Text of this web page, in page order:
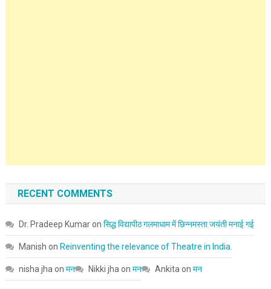
RECENT COMMENTS
Dr. Pradeep Kumaron सिद्ध विद्यापीठ गलमाधाम में छिन्नमस्ता जयंती मनाई गई
Manish on Reinventing the relevance of Theatre in India.
nisha jha on मन Nikki jha on मन Ankita on मन